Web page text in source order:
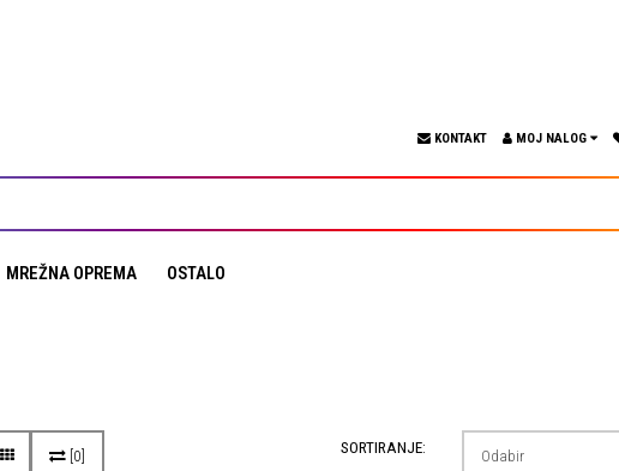
KONTAKT MOJ NALOG
MREŽNA OPREMA OSTALO
[0] SORTIRANJE: